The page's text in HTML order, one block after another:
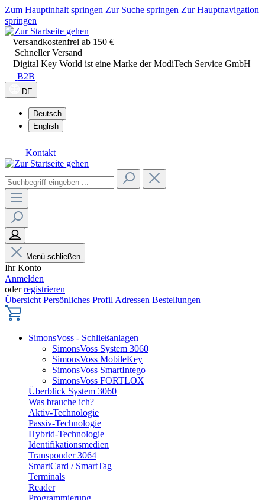
Zum Hauptinhalt springen Zur Suche springen Zur Hauptnavigation
springen
Versandkostenfrei ab 150 €
Schneller Versand
Digital Key World ist eine Marke der ModiTech Service GmbH
B2B
DE
Deutsch
English
Kontakt
Menü schließen
Ihr Konto
Anmelden
oderregistrieren
Übersicht Persönliches Profil Adressen Bestellungen
SimonsVoss - Schließanlagen
SimonsVoss System 3060
SimonsVoss MobileKey
SimonsVoss SmartIntego
SimonsVoss FORTLOX
Überblick System 3060
Was brauche ich?
Aktiv-Technologie
Passiv-Technologie
Hybrid-Technologie
Identifikationsmedien
Transponder 3064
SmartCard / SmartTag
Terminals
Reader
Programmierung